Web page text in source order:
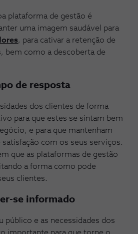
plataforma de gestão é
uma imagem saudável para
, para cativar a retenção de
bem como a descoberta de
de resposta
dos clientes de forma
para que estes se sintam bem
e para que mantenham
com os seus serviços.
que as plataformas de gestão
a forma como pode
clientes.
se informado
público e as necessidades dos